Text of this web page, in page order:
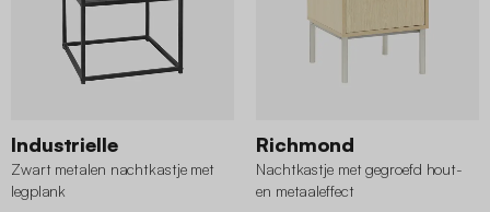
Industrielle
Zwart metalen nachtkastje met
legplank
Richmond
Nachtkastje met gegroefd hout-
en metaaleffect